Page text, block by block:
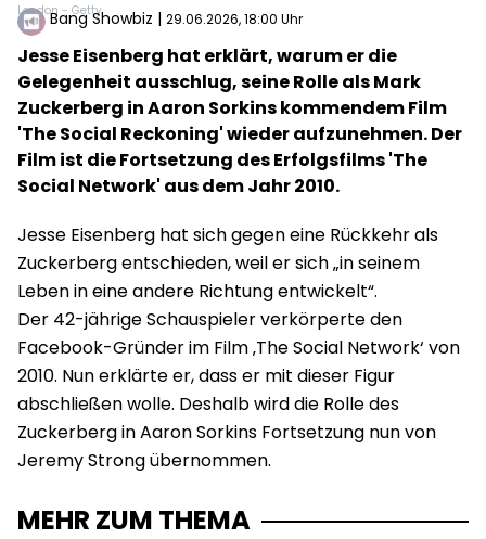
London - Getty
Bang Showbiz | 29.06.2026, 18:00 Uhr
Jesse Eisenberg hat erklärt, warum er die
Gelegenheit ausschlug, seine Rolle als Mark
Zuckerberg in Aaron Sorkins kommendem Film
'The Social Reckoning' wieder aufzunehmen. Der
Film ist die Fortsetzung des Erfolgsfilms 'The
Social Network' aus dem Jahr 2010.
Jesse Eisenberg hat sich gegen eine Rückkehr als
Zuckerberg entschieden, weil er sich „in seinem
Leben in eine andere Richtung entwickelt“.
Der 42-jährige Schauspieler verkörperte den
Facebook-Gründer im Film ‚The Social Network‘ von
2010. Nun erklärte er, dass er mit dieser Figur
abschließen wolle. Deshalb wird die Rolle des
Zuckerberg in Aaron Sorkins Fortsetzung nun von
Jeremy Strong übernommen.
MEHR ZUM THEMA